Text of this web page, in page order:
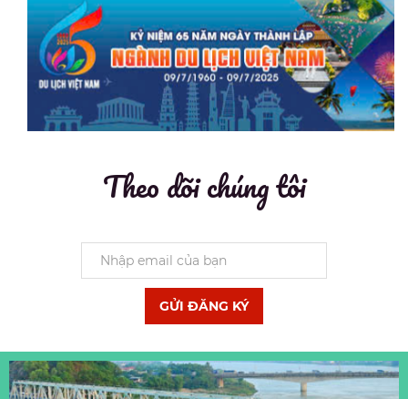
Theo dõi chúng tôi
GỬI ĐĂNG KÝ